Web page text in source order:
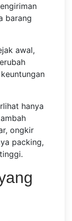
barang
awal,
hanya
ongkir
packing,